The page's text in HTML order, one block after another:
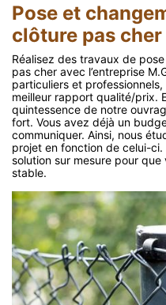
Pose et
clôture pas
Réalisez des travaux de
pas cher avec l’entreprise
particuliers et
meilleur rapport qualité/prix.
quintessence de notre
fort. Vous avez déjà un
communiquer. Ainsi, nous
projet en fonction de celui-
solution sur mesure pour
stable.